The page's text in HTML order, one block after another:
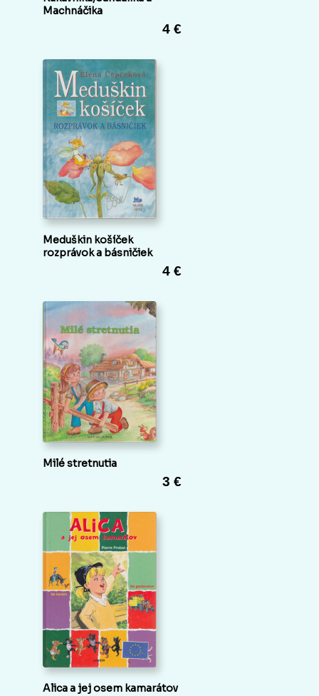
Machnáčika
4 €
Meduškin košíček
rozprávok a básničiek
4 €
Milé stretnutia
3 €
Alica a jej osem kamarátov